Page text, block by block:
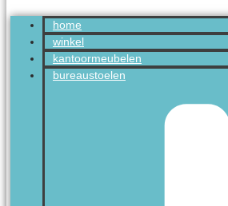
home
winkel
kantoormeubelen
bureaustoelen